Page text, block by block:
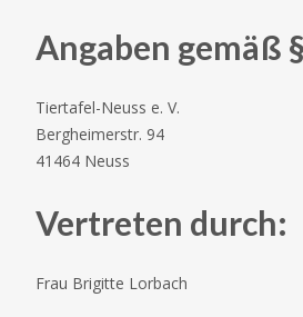
Angaben gemäß
Tiertafel-Neuss e. V.
Bergheimerstr. 94
41464 Neuss
Vertreten durch:
Frau Brigitte Lorbach